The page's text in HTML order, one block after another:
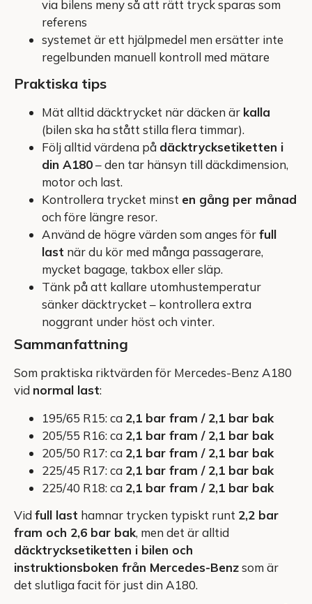
via bilens meny så att rätt tryck sparas som
referens
systemet är ett hjälpmedel men ersätter inte
regelbunden manuell kontroll med mätare
Praktiska tips
Mät alltid däcktrycket när däcken är kalla
(bilen ska ha stått stilla flera timmar).
Följ alltid värdena på däcktrycksetiketten i
din A180– den tar hänsyn till däckdimension,
motor och last.
Kontrollera trycket minst en gång per månad
och före längre resor.
Använd de högre värden som anges förfull
last när du kör med många passagerare,
mycket bagage, takbox eller släp.
Tänk på att kallare utomhustemperatur
sänker däcktrycket – kontrollera extra
noggrant under höst och vinter.
Sammanfattning
Som praktiska riktvärden för Mercedes-Benz A180
vid normal last:
195/65 R15: ca 2,1 bar fram / 2,1 bar bak
205/55 R16: ca 2,1 bar fram / 2,1 bar bak
205/50 R17: ca 2,1 bar fram / 2,1 bar bak
225/45 R17: ca 2,1 bar fram / 2,1 bar bak
225/40 R18: ca 2,1 bar fram / 2,1 bar bak
Vid full last hamnar trycken typiskt runt 2,2 bar
fram och 2,6 bar bak, men det är alltid
däcktrycksetiketten i bilen och
instruktionsboken från Mercedes-Benzsom är
det slutliga facit för just din A180.